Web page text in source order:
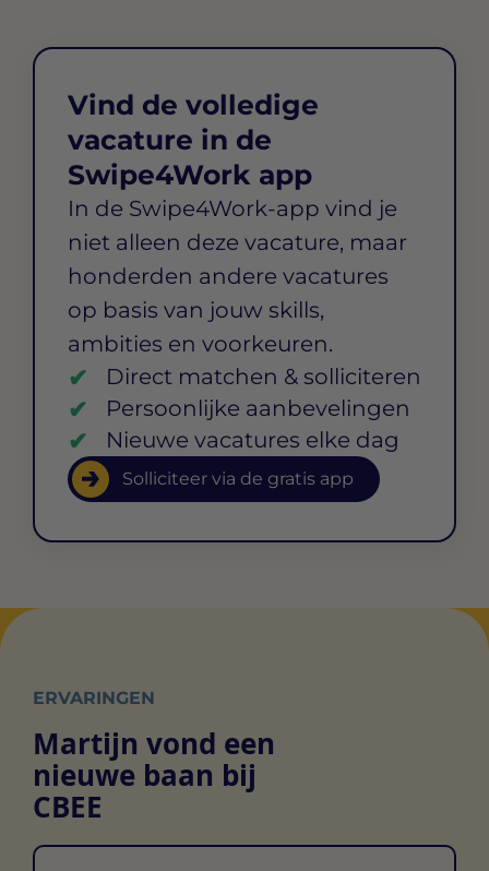
Vind de volledige
vacature in de
Swipe4Work app
In de Swipe4Work-app vind je
niet alleen deze vacature, maar
honderden andere vacatures
op basis van jouw skills,
ambities en voorkeuren.
Direct matchen & solliciteren
Persoonlijke aanbevelingen
Nieuwe vacatures elke dag
Solliciteer via de gratis app
ERVARINGEN
Martijn vond een
nieuwe baan bij
CBEE